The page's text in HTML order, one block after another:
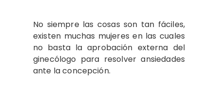
No siempre las cosas son tan fáciles,
existen muchas mujeres en las cuales
no basta la aprobación externa del
ginecólogo para resolver ansiedades
ante la concepción.